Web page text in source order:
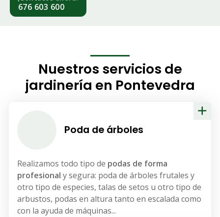
676 603 600
Nuestros servicios de
jardinería en Pontevedra
Poda de árboles
Realizamos todo tipo de podas de forma
profesional y segura: poda de árboles frutales y
otro tipo de especies, talas de setos u otro tipo de
arbustos, podas en altura tanto en escalada como
con la ayuda de máquinas...